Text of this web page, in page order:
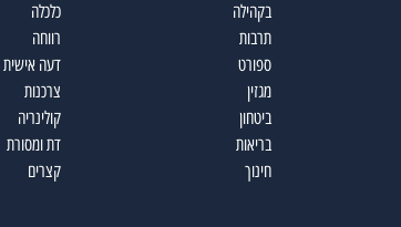
בקהילה
תרבות
ספורט
מגזין
ביטחון
בריאות
חינוך
כלכלה
רווחה
דעה אישית
צרכנות
קולינריה
דת ומסורת
קצרים